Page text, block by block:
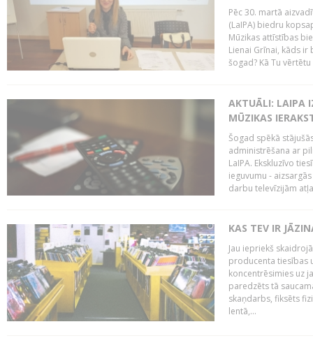
Pēc 30. martā
(LaIPA) biedru
Mūzikas attīstības
Lienai Grīnai, kāds ir
šogad? Kā Tu
AKTUĀLI: LAIPA
MŪZIKAS
Šogad spēkā
administrēšana ar
LaIPA. Ekskluzīvo
ieguvumu -
darbu televīzijām
KAS TEV IR
Jau iepriekš
producenta tiesības
koncentrēsimies uz
paredzēts tā
skaņdarbs, fiksēts
lentā,...